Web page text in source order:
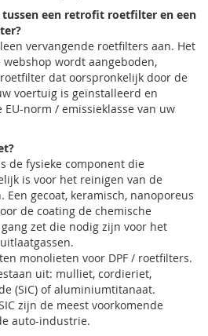
tussen een retrofit roetfilter en een
vervangende roetfilters aan. Het
webshop wordt aangeboden,
dat oorspronkelijk door de
voertuig is geïnstalleerd en
norm / emissieklasse van uw
de fysieke component die
is voor het reinigen van de
Een gecoat, keramisch, nanoporeus
de coating de chemische
zet die nodig zijn voor het
monolieten voor DPF / roetfilters.
uit: mulliet, cordieriet,
(SiC) of aluminiumtitanaat.
zijn de meest voorkomende
auto-industrie.